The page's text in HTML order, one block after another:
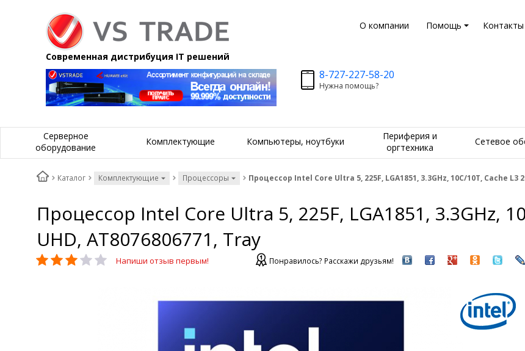
О компании Помощь Контакты
Современная дистрибуция IT решений
8-727-227-58-20
Нужна помощь?
Серверное
оборудование
Комплектующие Компьютеры, ноутбуки
Периферия и
оргтехника
Сетевое
Каталог Комплектующие Процессоры Процессор Intel Core Ultra 5, 225F, LGA1851, 3.3GHz, 10C/10T, Cache L3
Процессор Intel Core Ultra 5, 225F, LGA1851, 3.3GHz,
UHD, AT8076806771, Tray
Напиши отзыв первым! Понравилось? Расскажи друзьям!